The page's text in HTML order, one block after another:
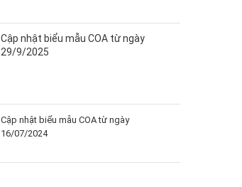
Cập nhật biểu mẫu COA từ ngày
29/9/2025
Cập nhật biểu mẫu COA từ ngày
16/07/2024